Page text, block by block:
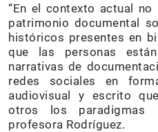
“En el contexto actual
patrimonio documental
históricos presentes en
que las personas
narrativas de
redes sociales en
audiovisual y escrito
otros los paradigmas
profesora Rodríguez.